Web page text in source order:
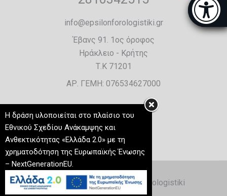
info@epsilonforologistiki.gr
Έβανς 91. 1ος όροφος
Ηράκλειο - Κρήτης
Τ.Κ 71201
ΑΡ. ΓΕΜΗ: 076534627000
Copyright © 2026 - Epsilon Forologistiki
Η δράση υλοποιείται στο πλαίσιο του
Εθνικού Σχεδίου Ανάκαμψης και
Ανθεκτικότητας «Ελλάδα 2.0» με τη
χρηματοδότηση της Ευρωπαϊκής Ένωσης
– NextGenerationEU.